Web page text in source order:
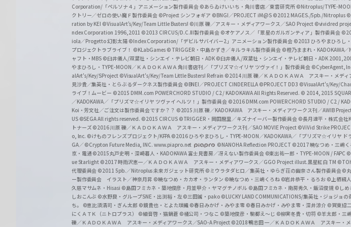
a
r
z
Corporation/「ペルソナ４」アニメーション製作委員会 ©あらゐけいいち・角川書店／東雲研究所 ©Nitroplus/TYPE-
クトリー／ゼロの使い魔Ｆ製作委員会 ©Project シンフォギア ©BNGI／PROJECT iM@S ©2012 MAGES./5pb./Nitroplus ©
ration by KEI ©VisualArt's/Key/Team Little Busters! ©川原 礫／アスキー・メディアワークス／SAO Project ©vividred
ndex Corporation 1996,2011 ©2013 CIRCUS/D.C.III製作委員会 ©オケアノス／「翠星のガルガンティア」製作委員会
iola／Progetto 幻影太陽 ©Index Corporation/「デビルサバイバー2」アニメーション製作委員会 ©2013 ひろやまひろし
プロジェクトラブライブ！ ©KLabGames © TRIGGER・中島かずき／キルラキル製作委員会 ©橙乃ままれ・KADOKAWA／
ャフト・MBS ©臼井儀人/双葉社・シンエイ・テレビ朝日・ADK ©臼井儀人/双葉社・シンエイ・テレビ朝日・ADK
やまひろし・TYPE-MOON／ＫＡＤＯＫＡＷＡ 角川書店刊／「プリズマ☆イリヤ ツヴァイ！」製作委員会 ©CyberAgent,
alArt's/Key/SProject ©VisualArt's/Key/Team Little Busters! Refrain ©2014 川原 礫／ＫＡＤＯＫＡＷＡ アスキー・メデ
見沙貴／集英社・とらぶるダークネス製作委員会 ©BNEI／PROJECT CINDERELLA ©PROJECT DD3 ©VisualArt's/Key/
ライブ！ムービー ©2015 DMM.com POWERCHORD STUDIO / C2 / KADOKAWA All Rights Reserved. © 2014, 2015
／KADOKAWA／「プリズマ☆イリヤ ツヴァイ ヘルツ！」製作委員会 ©2016 DMM.com POWERCHORD STUDIO / C2 /
Koi・芳文社／ご注文は製作委員会ですか？？ ©2015 川原 礫／KADOKAWA アスキー・メディアワークス刊／AWIB
US ©SEGA All rights reserved. ©2015 CIRCUS ©TRIGGER・岡田麿里／キズナイーバー製作委員会 ©長月達平・株式会社
トナーズ©2016 川原 礫／ＫＡＤＯＫＡＷＡ アスキー・メディアワークス刊／SAO MOVIE Project ©ViVid Strike
o, Inc. ©けものフレンズプロジェクト/KFPA ©2016 ひろやまひろし・TYPE-MOON／KADOKAWA／「プリズマ☆イリヤ ド
GA／ ©Crypton Future Media, INC. www.piapro.net
©NANOHA Reflection PROJECT ©2017 暁なつめ・三嶋
京・電通 ©2015丸戸史明・深崎暮人・KADOKAWA 富士見書房／冴えない製作委員会 ©東出祐一郎・TYPE-MOON / FAPC
ue Starlight ©2017 時雨沢恵一／ＫＡＤＯＫＡＷＡ アスキー・メディアワークス／GGO Project illust.黒星紅白 TM
代理委員会 ©2011 5pb.／Nitroplus 未来ガジェット研究所 ©ミウラタダヒロ／集英社・ゆらぎ荘の幽奈さん製作委員会©
ー製作委員会 イラスト／神奈月昇 ©暁なつめ・カカオ・ランタン ©暁なつめ・三嶋くろね ©岩井恭平・るろお ©上栖綴
久慈マサムネ・Hisasi ©島田フミカネ・築地俊彦・月並甲介・ヤマグチノボル ©島田フミカネ・南房秀久・飯沼俊規 ©しめ
しおこんぶ ©水野良・グループSNE・出渕裕・左©三田誠・pako ©LUCKY LAND COMMUNICATIONS/集英社・ジョジョ
ち。
©恵比須清司・ぎん太郎 ©鏡貴也・とよた瑣織 ©春日みかげ・みやま零 ©春日みかげ・みやま零・深井涼介 ©賀東招
にくＡＴＫ（ニトロプラス） ©細音啓・猫鍋蒼 ©橘公司・つなこ ©築地俊彦・駒都え～じ ©柳実冬貴・切符 ©羊太郎・三
礫／ＫＡＤＯＫＡＷＡ アスキー・メディアワークス／SAO-A Project ©2018 鴨志田 一／ＫＡＤＯＫＡＷＡ アスキー・